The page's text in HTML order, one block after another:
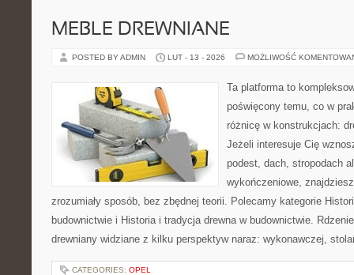
MEBLE DREWNIANE
POSTED BY ADMIN LUT - 13 - 2026 MOŻLIWOŚĆ
Ta platforma to
poświęcony temu, co w
różnicę w konstrukcjach:
Jeżeli interesuje Cię
podest, dach, stropodach
wykończeniowe,
zrozumiały sposób, bez zbędnej teorii. Polecamy kategorie
budownictwie i Historia i tradycja drewna w budownictwie.
drewniany widziane z kilku perspektyw naraz: wykonawczej,
CATEGORIES: OPEL